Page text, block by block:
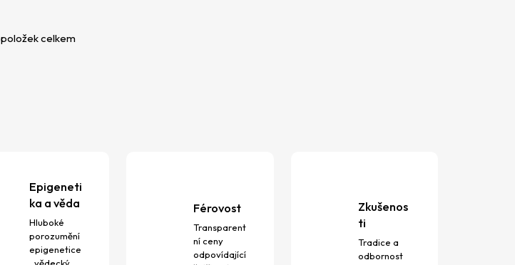
O
r
v
k
y
v
položek celkem
Epigeneti
ka a věda
Hluboké
porozumění
epigenetice
, vědecký
Férovost
Transparent
ní ceny
odpovídající
Zkušenos
ti
Tradice a
odbornost